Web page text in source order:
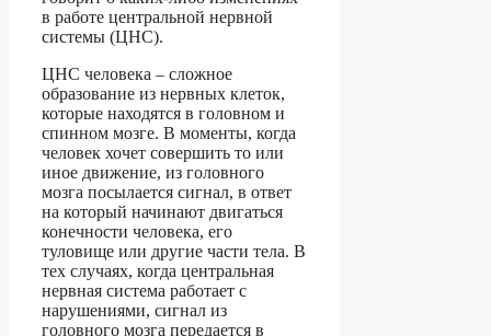
в работе центральной нервной
системы (ЦНС).
ЦНС человека – сложное
образование из нервных клеток,
которые находятся в головном и
спинном мозге. В моменты, когда
человек хочет совершить то или
иное движение, из головного
мозга посылается сигнал, в ответ
на который начинают двигаться
конечности человека, его
туловище или другие части тела. В
тех случаях, когда центральная
нервная система работает с
нарушениями, сигнал из
головного мозга передается в